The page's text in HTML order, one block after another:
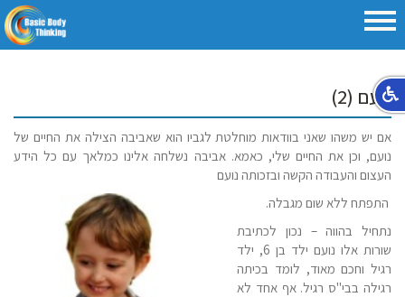
נועם (2)
אם יש משהו שאני בוודאות מוחלטת לגביו הוא שאביבה הצילה את החיים של
נועם, וכן את החיים שלי, כאמא. אביבה נשלחה אלינו כמלאך עם כל הידע
העצום והעבודה הקשה ובזכותה נועם
התפתח ללא שום מגבלה.
נתחיל בהווה – נכון לכתיבת
שורות אלו נועם ילד בן 6, ילד
רגיל וחכם מאוד, לומד בכיתה
רגילה בבי"ס רגיל. אף אחד לא